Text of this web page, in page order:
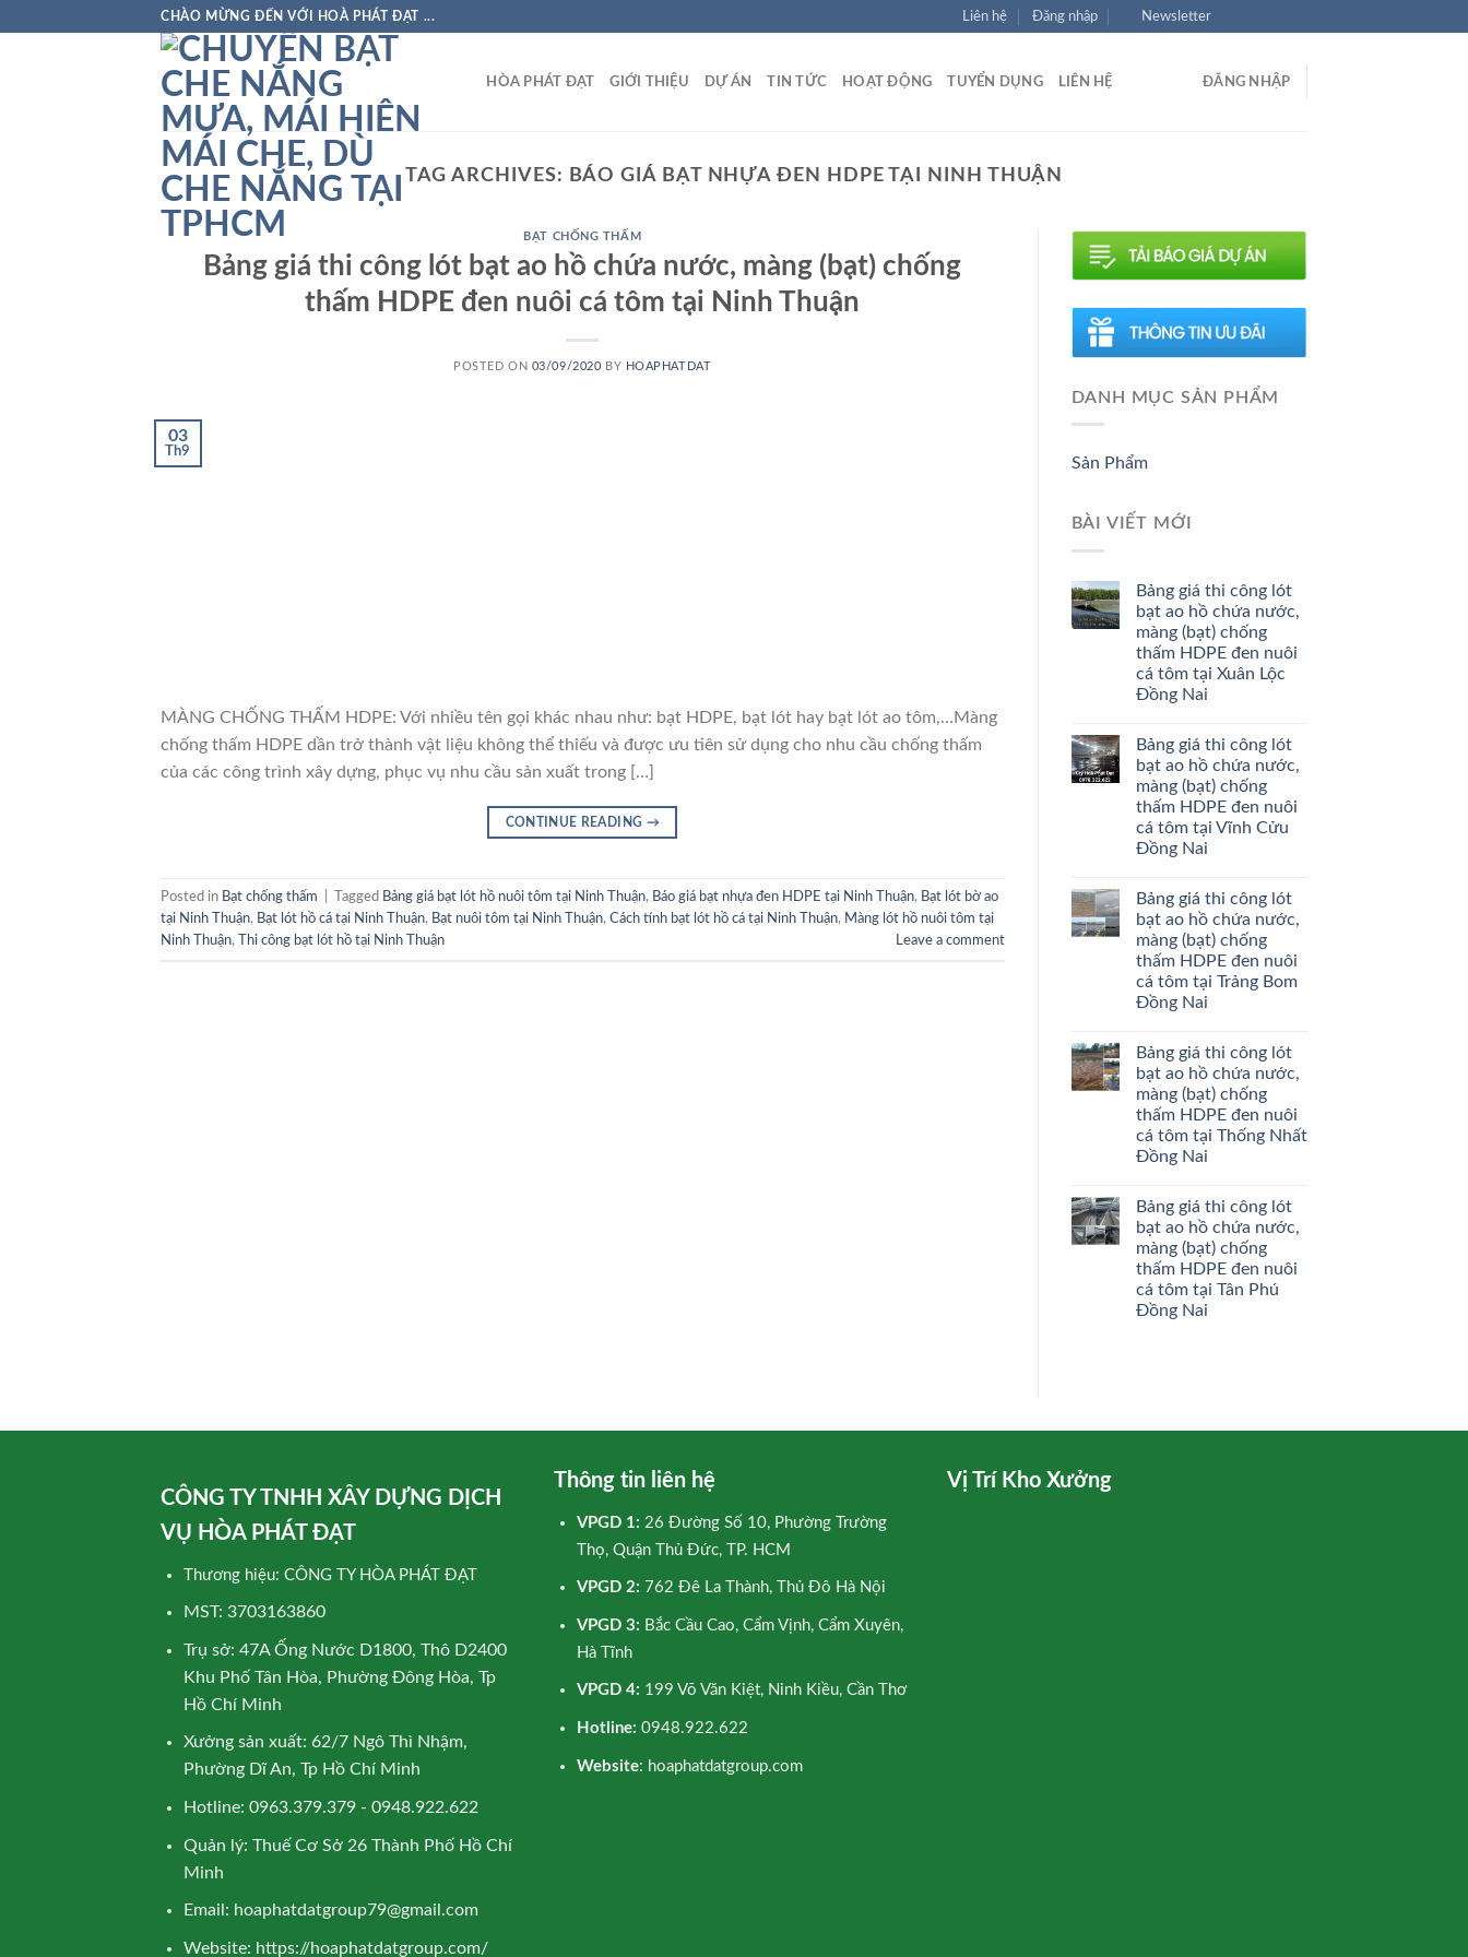
CHÀO MỪNG ĐẾN VỚI HOÀ PHÁT ĐẠT ... Liên hệ Đăng nhập Newsletter
HÒA PHÁT ĐẠT GIỚI THIỆU DỰ ÁN TIN TỨC HOẠT ĐỘNG TUYỂN DỤNG LIÊN HỆ ĐĂNG NHẬP
TAG ARCHIVES: BÁO GIÁ BẠT NHỰA ĐEN HDPE TẠI NINH THUẬN
BẠT CHỐNG THẤM
Bảng giá thi công lót bạt ao hồ chứa nước, màng (bạt) chống
thấm HDPE đen nuôi cá tôm tại Ninh Thuận
POSTED ON 03/09/2020 BY HOAPHATDAT
03
Th9
MÀNG CHỐNG THẤM HDPE: Với nhiều tên gọi khác nhau như: bạt HDPE, bạt lót hay bạt lót ao tôm,…Màng
chống thấm HDPE dần trở thành vật liệu không thể thiếu và được ưu tiên sử dụng cho nhu cầu chống thấm
của các công trình xây dựng, phục vụ nhu cầu sản xuất trong […]
CONTINUE READING →
Posted in Bạt chống thấm Tagged Bảng giá bạt lót hồ nuôi tôm tại Ninh Thuận, Báo giá bạt nhựa đen HDPE tại Ninh Thuận, Bạt lót bờ ao
tại Ninh Thuận, Bạt lót hồ cá tại Ninh Thuận, Bạt nuôi tôm tại Ninh Thuận, Cách tính bạt lót hồ cá tại Ninh Thuận, Màng lót hồ nuôi tôm tại
Ninh Thuận, Thi công bạt lót hồ tại Ninh Thuận Leave a comment
DANH MỤC SẢN PHẨM
Sản Phẩm
BÀI VIẾT MỚI
Bảng giá thi công lót
bạt ao hồ chứa nước,
màng (bạt) chống
thấm HDPE đen nuôi
cá tôm tại Xuân Lộc
Đồng Nai
Bảng giá thi công lót
bạt ao hồ chứa nước,
màng (bạt) chống
thấm HDPE đen nuôi
cá tôm tại Vĩnh Cửu
Đồng Nai
Bảng giá thi công lót
bạt ao hồ chứa nước,
màng (bạt) chống
thấm HDPE đen nuôi
cá tôm tại Trảng Bom
Đồng Nai
Bảng giá thi công lót
bạt ao hồ chứa nước,
màng (bạt) chống
thấm HDPE đen nuôi
cá tôm tại Thống Nhất
Đồng Nai
Bảng giá thi công lót
bạt ao hồ chứa nước,
màng (bạt) chống
thấm HDPE đen nuôi
cá tôm tại Tân Phú
Đồng Nai
CÔNG TY TNHH XÂY DỰNG DỊCH
VỤ HÒA PHÁT ĐẠT
Thương hiệu: CÔNG TY HÒA PHÁT ĐẠT
MST: 3703163860
Trụ sở: 47A Ống Nước D1800, Thô D2400
Khu Phố Tân Hòa, Phường Đông Hòa, Tp
Hồ Chí Minh
Xưởng sản xuất: 62/7 Ngô Thì Nhậm,
Phường Dĩ An, Tp Hồ Chí Minh
Hotline: 0963.379.379 - 0948.922.622
Quản lý: Thuế Cơ Sở 26 Thành Phố Hồ Chí
Minh
Email: hoaphatdatgroup79@gmail.com
Website: https://hoaphatdatgroup.com/
Thông tin liên hệ
VPGD 1: 26 Đường Số 10, Phường Trường
Thọ, Quận Thủ Đức, TP. HCM
VPGD 2: 762 Đê La Thành, Thủ Đô Hà Nội
VPGD 3: Bắc Cầu Cao, Cẩm Vịnh, Cẩm Xuyên,
Hà Tĩnh
VPGD 4: 199 Võ Văn Kiệt, Ninh Kiều, Cần Thơ
Hotline: 0948.922.622
Website: hoaphatdatgroup.com
Vị Trí Kho Xưởng